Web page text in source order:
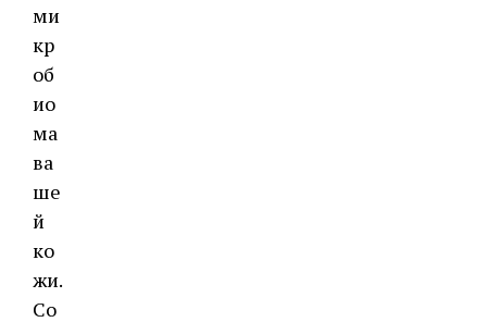
ми
кр
об
ио
ма
ва
ше
й
ко
жи.
Со